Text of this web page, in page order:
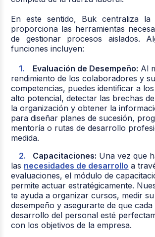
En este sentido, Buk centraliza la
proporciona las herramientas
de gestionar procesos aislados.
funciones incluyen:
Evaluación de Desempeño: Al
rendimiento de los colaboradores y
competencias, puedes identificar a
alto potencial, detectar las brechas
la organización y obtener la
para diseñar planes de sucesión,
mentoría o rutas de desarrollo
medida.
Capacitaciones: Una vez que
las necesidades de desarrollo a
evaluaciones, el módulo de
permite actuar estratégicamente.
te ayuda a organizar cursos, medir
desempeño y asegurarte de que
desarrollo del personal esté
con los objetivos de la empresa.